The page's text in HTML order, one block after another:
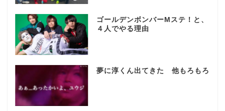
ゴールデンボンバーMステ！と、
４人でやる理由
夢に淳くん出てきた 他もろもろ